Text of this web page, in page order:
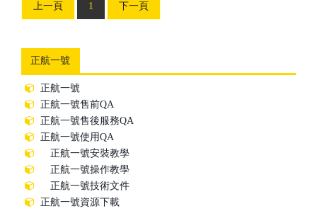
上一頁 1 下一頁
正航一號
正航一號
正航一號售前QA
正航一號售後服務QA
正航一號使用QA
正航一號安裝教學
正航一號操作教學
正航一號技術文件
正航一號資源下載